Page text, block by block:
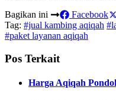
Bagikan ini
Facebook
Tag: #jual kambing aqiqah
#paket layanan aqiqah
Pos Terkait
Harga Aqiqah